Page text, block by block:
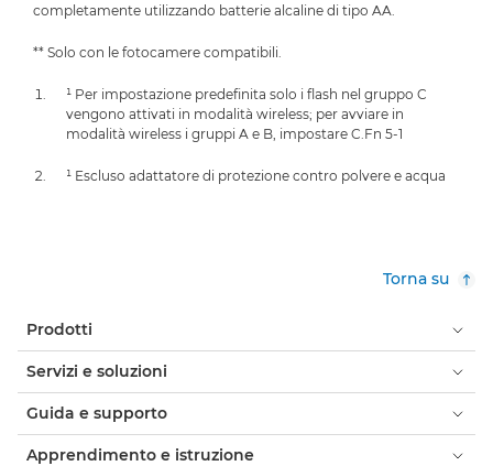
completamente utilizzando batterie alcaline di tipo AA.
** Solo con le fotocamere compatibili.
¹ Per impostazione predefinita solo i flash nel gruppo C
vengono attivati in modalità wireless; per avviare in
modalità wireless i gruppi A e B, impostare C.Fn 5-1
¹ Escluso adattatore di protezione contro polvere e acqua
Torna su
Prodotti
Servizi e soluzioni
Guida e supporto
Apprendimento e istruzione